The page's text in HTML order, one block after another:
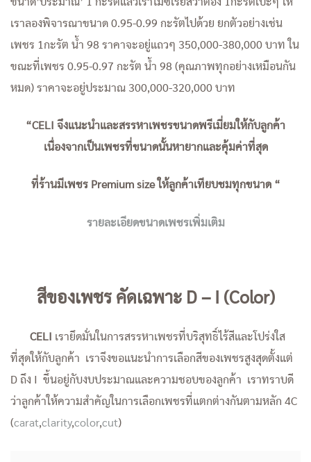
ขนาด’ประมาณ’ 1 กะรัตแล้วเราไม่ซีเรียสว่าต้อง 1กะรัตเป๊ะๆ ให้
เราลองพิจารณาขนาด 0.95-0.99 กะรัตไปด้วย ยกตัวอย่างเช่น
เพชร 1กะรัต น้ำ 98 ราคาจะอยู่แถวๆ 350,000-380,000 บาท ใน
ขณะที่เพชร 0.95-0.97 กะรัต น้ำ 98 (คุณภาพทุกอย่างเหมือนกัน
หมด) ราคาจะอยู่ประมาณ 300,000-320,000 บาท
“CELI จึงแนะนำและสรรหาเพชรขนาดพรีเมี่ยมให้กับลูกค้า
เนื่องจากเป็นเพชรที่ขนาดนั้นหายากและคุ้มค่าที่สุด
ที่ร้านมีเพชร Premium size ให้ลูกค้าเทียบชมทุกขนาด “
รายละเอียดขนาดเพชรเพิ่มเติม
สีของเพชร คัดเฉพาะ D – I (Color)
CELI เรายึดมั่นในการสรรหาเพชรที่บริสุทธิ์ไร้สีและโปร่งใส
ที่สุดให้กับลูกค้า เราจึงขอแนะนำการเลือกสีของเพชรสูงสุดตั้งแต่
D ถึง I ขึ้นอยู่กับงบประมาณและความชอบของลูกค้า เราทราบดี
ว่าลูกค้าให้ความสำคัญในการเลือกเพชรที่แตกต่างกันตามหลัก 4C
(carat,clarity,color,cut)